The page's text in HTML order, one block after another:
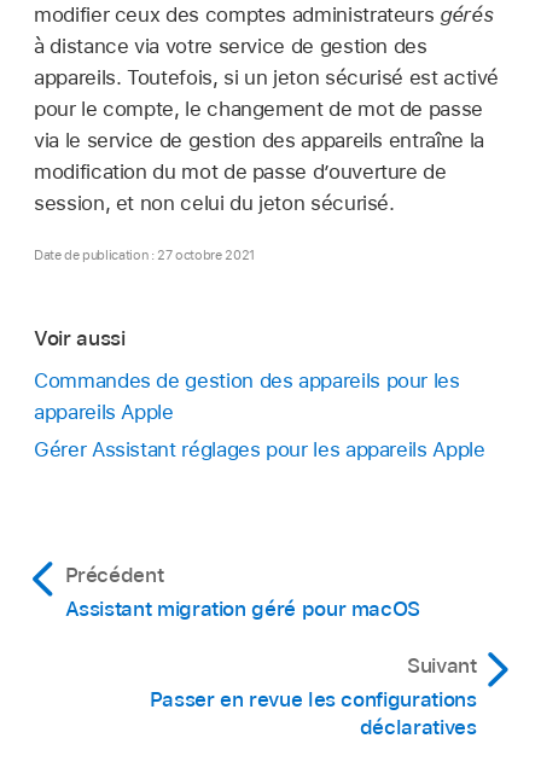
modifier ceux des comptes administrateurs gérés
à distance via votre service de gestion des
appareils. Toutefois, si un jeton sécurisé est activé
pour le compte, le changement de mot de passe
via le service de gestion des appareils entraîne la
modification du mot de passe d’ouverture de
session, et non celui du jeton sécurisé.
Date de publication : 27 octobre 2021
Voir aussi
Commandes de gestion des appareils pour les
appareils Apple
Gérer Assistant réglages pour les appareils Apple
Précédent
Assistant migration géré pour macOS
Suivant
Passer en revue les configurations
déclaratives